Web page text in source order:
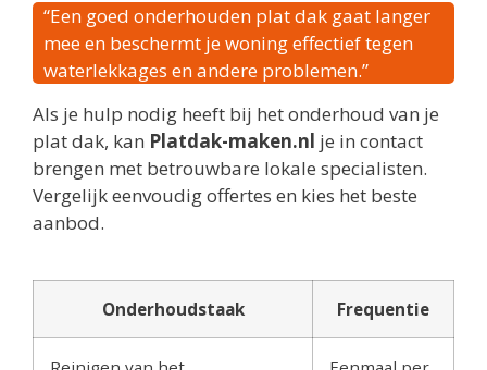
“Een goed onderhouden plat dak gaat langer
mee en beschermt je woning effectief tegen
waterlekkages en andere problemen.”
Als je hulp nodig heeft bij het onderhoud van je
plat dak, kan Platdak-maken.nl je in contact
brengen met betrouwbare lokale specialisten.
Vergelijk eenvoudig offertes en kies het beste
aanbod.
Onderhoudstaak Frequentie